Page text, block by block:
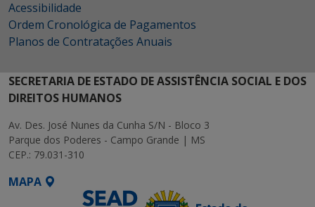
Acessibilidade
Ordem Cronológica de Pagamentos
Planos de Contratações Anuais
SECRETARIA DE ESTADO DE ASSISTÊNCIA SOCIAL E DOS
DIREITOS HUMANOS
Av. Des. José Nunes da Cunha S/N - Bloco 3
Parque dos Poderes - Campo Grande | MS
CEP.: 79.031-310
MAPA